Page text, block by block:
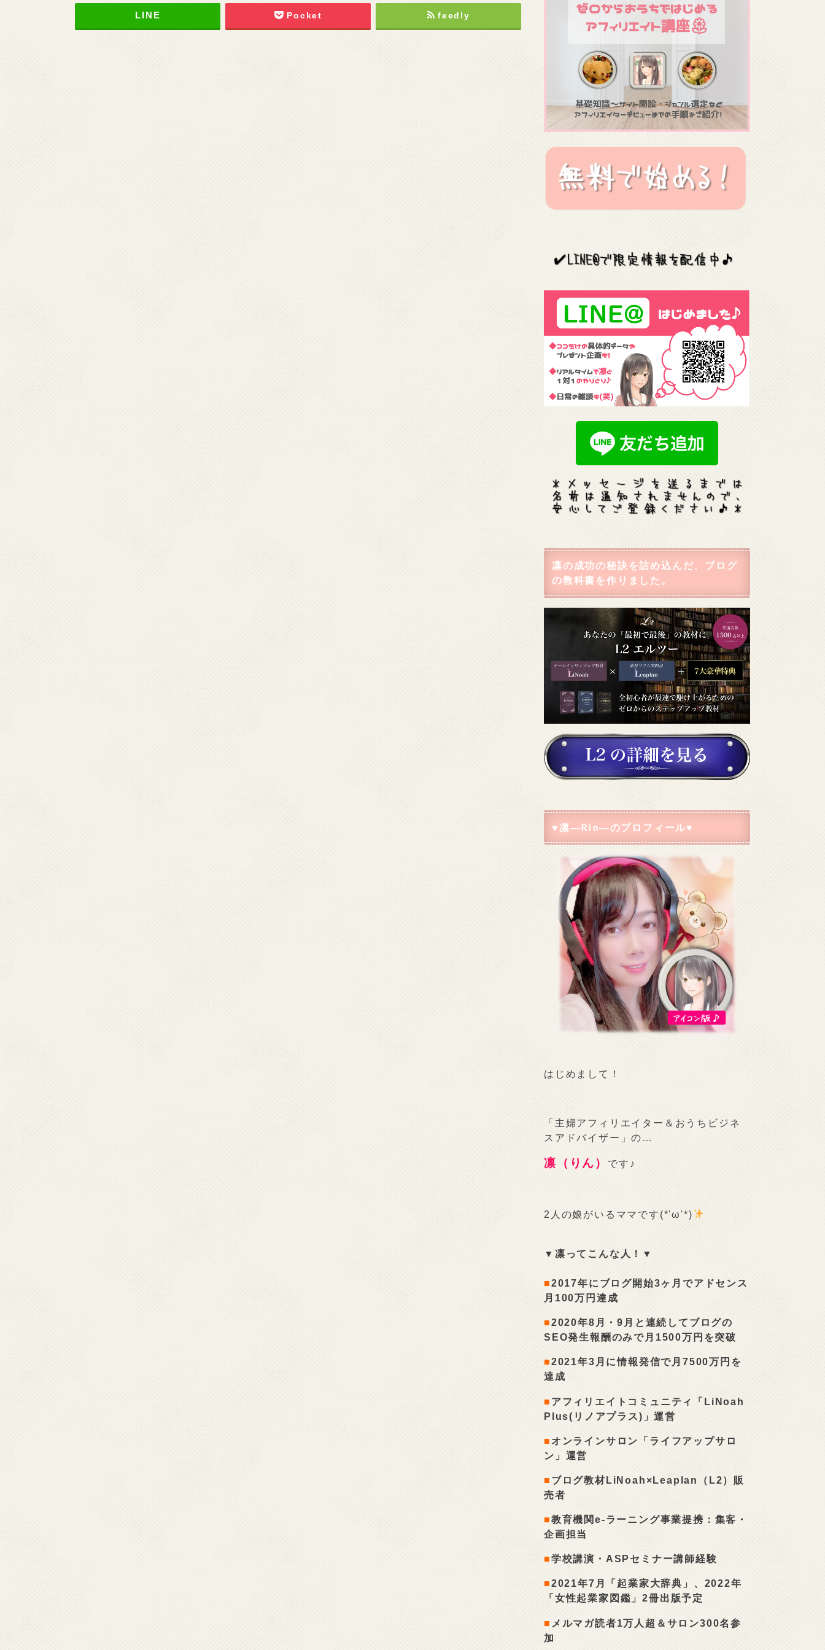
Pocket feedly
凛の成功の秘訣を詰め込んだ、ブログ
の教科書を作りました。
♥凛―Rin―のプロフィール♥
はじめまして！
「主婦アフィリエイター＆おうちビジネ
スアドバイザー」の…
凛（りん） です♪
2人の娘がいるママです(*'ω'*)
▼凛ってこんな人！▼
■2017年にブログ開始3ヶ月でアドセンス
月100万円達成
■2020年8月・9月と連続してブログの
SEO発生報酬のみで月1500万円を突破
■2021年3月に情報発信で月7500万円を
達成
■ アフィリエイトコミュニティ「LiNoah
Plus(リノアプラス)」運営
■ オンラインサロン「ライフアップサロ
ン」運営
■ ブログ教材LiNoah×Leaplan（L2）販
売者
■教育機関e-ラーニング事業提携：集客・
企画担当
■学校講演・ASPセミナー講師経験
■2021年7月「起業家大辞典」、2022年
「女性起業家図鑑」2冊出版予定
■ メルマガ読者1万人超＆サロン300名参
加